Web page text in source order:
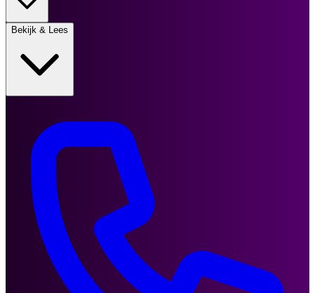
Bekijk & Lees